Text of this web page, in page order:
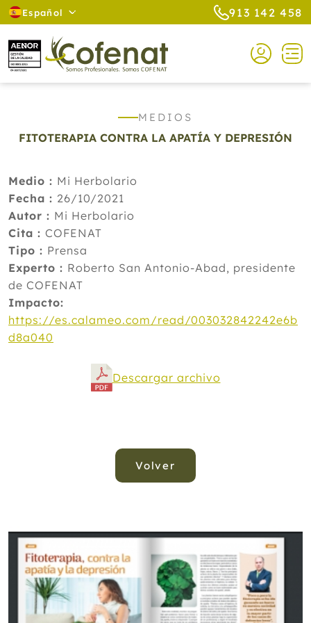
Español 913 142 458
MEDIOS
FITOTERAPIA CONTRA LA APATÍA Y DEPRESIÓN
Medio : Mi Herbolario
Fecha : 26/10/2021
Autor : Mi Herbolario
Cita : COFENAT
Tipo : Prensa
Experto : Roberto San Antonio-Abad, presidente
de COFENAT
Impacto:
https://es.calameo.com/read/003032842242e6b
d8a040
Descargar archivo
Volver